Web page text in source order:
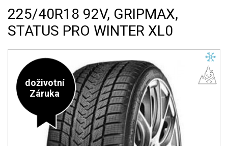
225/40R18 92V, GRIPMAX,
STATUS PRO WINTER XL0
doživotní
Záruka